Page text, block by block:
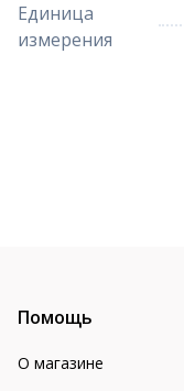
Единица
измерения
Помощь
О магазине